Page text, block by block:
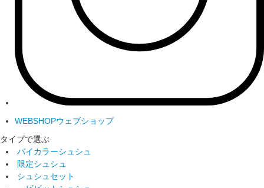
WEBSHOPウェブショップ
タイプで選ぶ
バイカラーシュシュ
限定シュシュ
シュシュセット